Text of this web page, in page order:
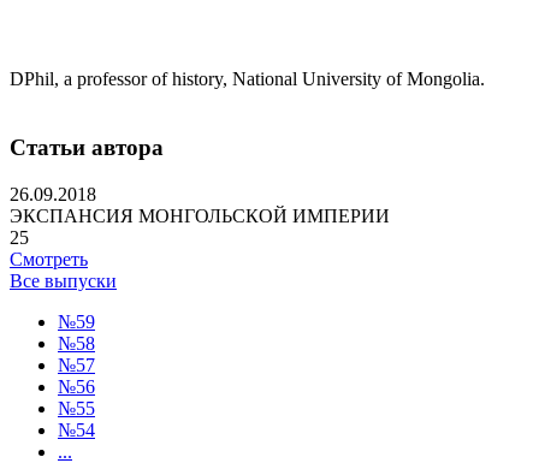
DPhil, a professor of history, National University of Mongolia.
Статьи автора
26.09.2018
ЭКСПАНСИЯ МОНГОЛЬСКОЙ ИМПЕРИИ
25
Смотреть
Все выпуски
№59
№58
№57
№56
№55
№54
...